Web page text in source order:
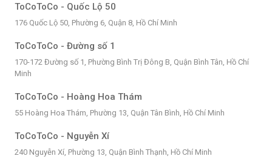
ToCoToCo - Quốc Lộ 50
176 Quốc Lộ 50, Phường 6, Quận 8, Hồ Chí Minh
ToCoToCo - Đường số 1
170-172 Đường số 1, Phường Bình Trị Đông B, Quận Bình Tân, Hồ Chí
Minh
ToCoToCo - Hoàng Hoa Thám
55 Hoàng Hoa Thám, Phường 13, Quận Tân Bình, Hồ Chí Minh
ToCoToCo - Nguyễn Xí
240 Nguyễn Xí, Phường 13, Quận Bình Thạnh, Hồ Chí Minh